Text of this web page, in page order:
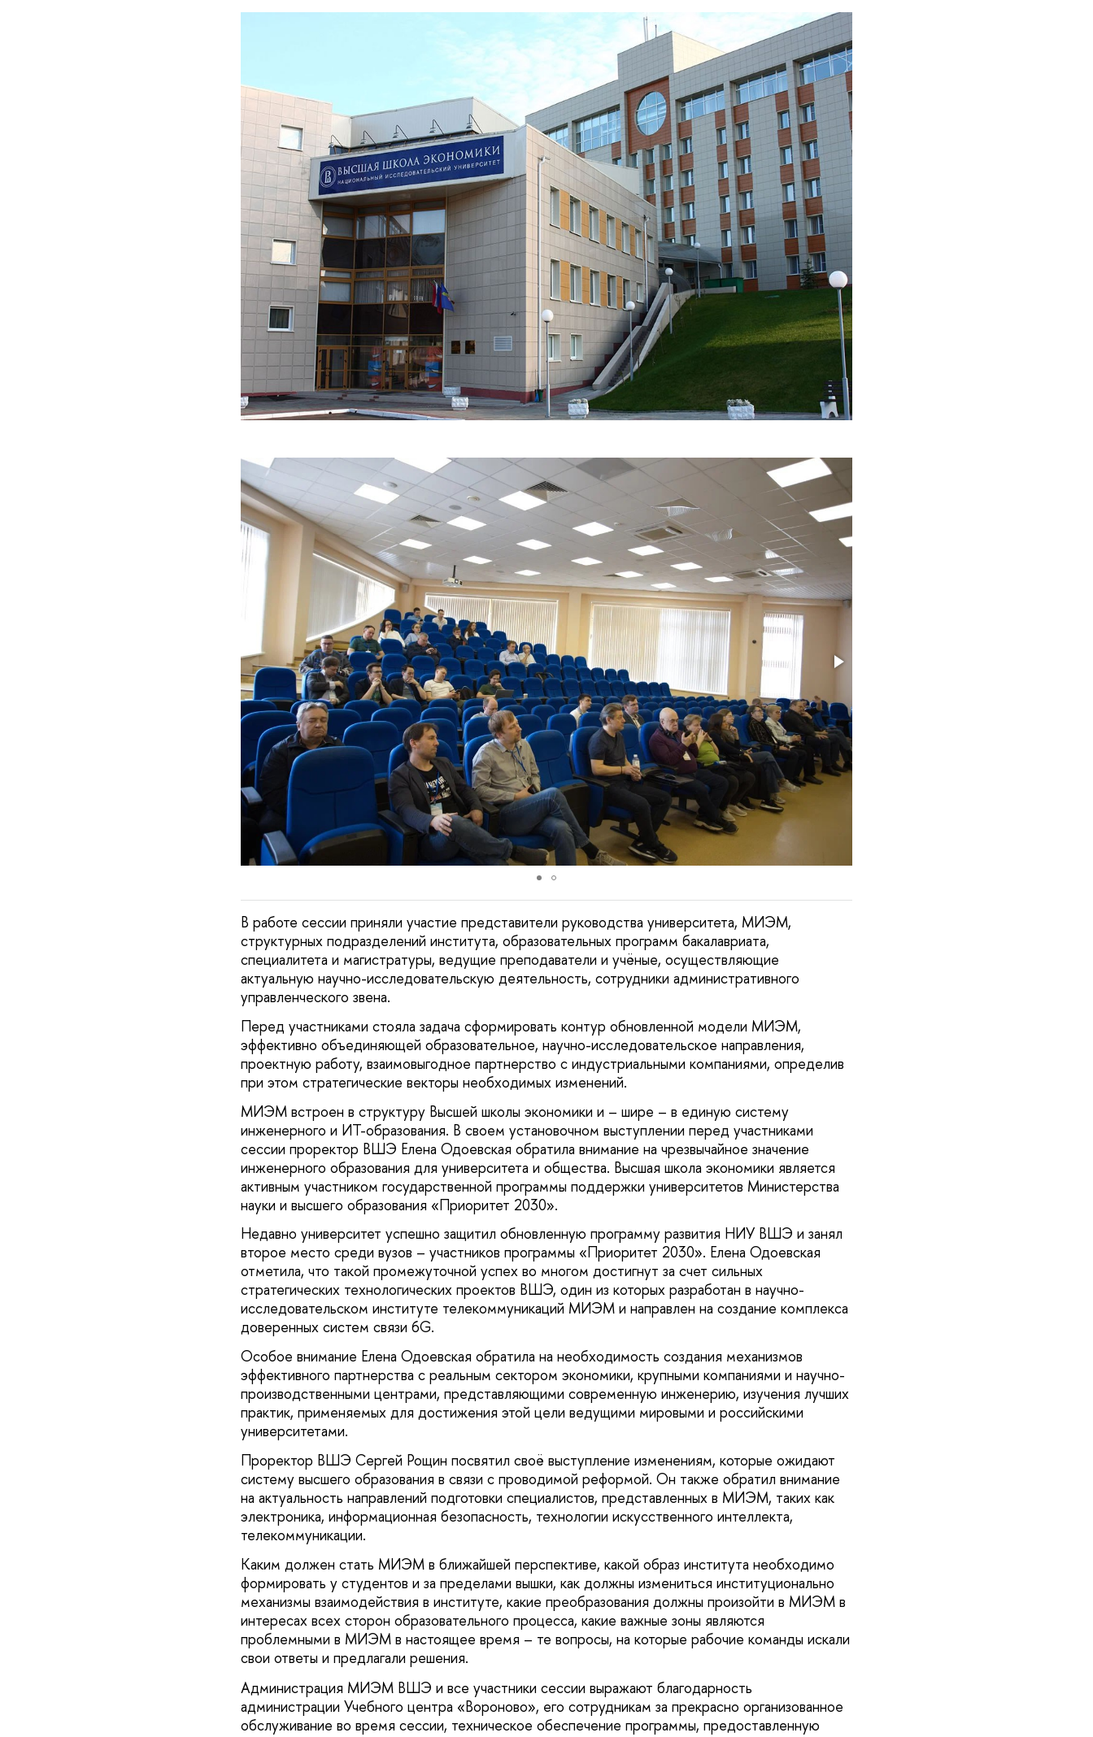
В работе сессии приняли участие представители руководства университета, МИЭМ,
структурных подразделений института, образовательных программ бакалавриата,
специалитета и магистратуры, ведущие преподаватели и учёные, осуществляющие
актуальную научно-исследовательскую деятельность, сотрудники административного
управленческого звена.
Перед участниками стояла задача сформировать контур обновленной модели МИЭМ,
эффективно объединяющей образовательное, научно-исследовательское направления,
проектную работу, взаимовыгодное партнерство с индустриальными компаниями, определив
при этом стратегические векторы необходимых изменений.
МИЭМ встроен в структуру Высшей школы экономики и – шире – в единую систему
инженерного и ИТ-образования. В своем установочном выступлении перед участниками
сессии проректор ВШЭ Елена Одоевская обратила внимание на чрезвычайное значение
инженерного образования для университета и общества. Высшая школа экономики является
активным участником государственной программы поддержки университетов Министерства
науки и высшего образования «Приоритет 2030».
Недавно университет успешно защитил обновленную программу развития НИУ ВШЭ и занял
второе место среди вузов – участников программы «Приоритет 2030». Елена Одоевская
отметила, что такой промежуточной успех во многом достигнут за счет сильных
стратегических технологических проектов ВШЭ, один из которых разработан в научно-
исследовательском институте телекоммуникаций МИЭМ и направлен на создание комплекса
доверенных систем связи 6G.
Особое внимание Елена Одоевская обратила на необходимость создания механизмов
эффективного партнерства с реальным сектором экономики, крупными компаниями и научно-
производственными центрами, представляющими современную инженерию, изучения лучших
практик, применяемых для достижения этой цели ведущими мировыми и российскими
университетами.
Проректор ВШЭ Сергей Рощин посвятил своё выступление изменениям, которые ожидают
систему высшего образования в связи с проводимой реформой. Он также обратил внимание
на актуальность направлений подготовки специалистов, представленных в МИЭМ, таких как
электроника, информационная безопасность, технологии искусственного интеллекта,
телекоммуникации.
Каким должен стать МИЭМ в ближайшей перспективе, какой образ института необходимо
формировать у студентов и за пределами вышки, как должны измениться институционально
механизмы взаимодействия в институте, какие преобразования должны произойти в МИЭМ в
интересах всех сторон образовательного процесса, какие важные зоны являются
проблемными в МИЭМ в настоящее время – те вопросы, на которые рабочие команды искали
свои ответы и предлагали решения.
Администрация МИЭМ ВШЭ и все участники сессии выражают благодарность
администрации Учебного центра «Вороново», его сотрудникам за прекрасно организованное
обслуживание во время сессии, техническое обеспечение программы, предоставленную